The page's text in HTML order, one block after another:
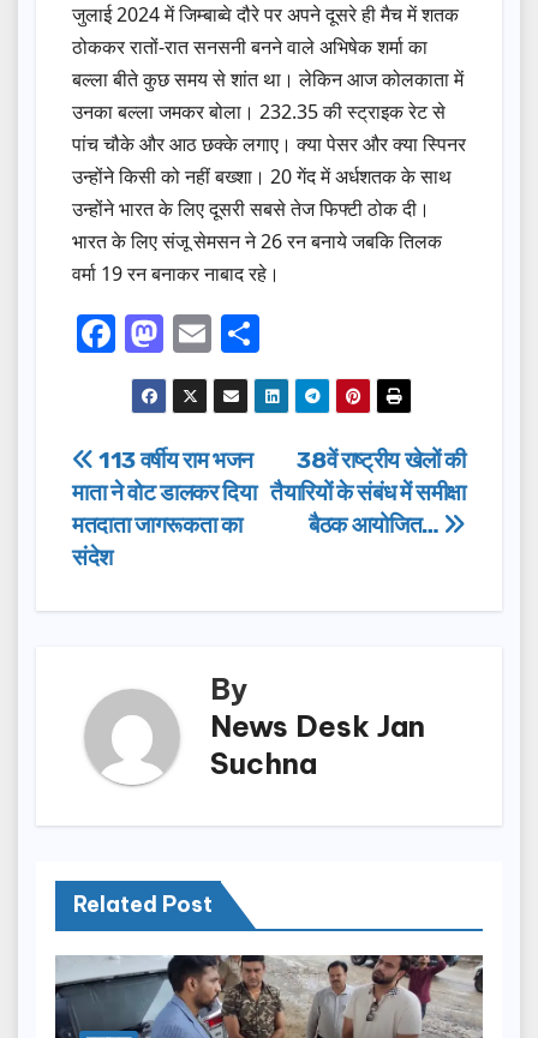
जुलाई 2024 में जिम्बाब्वे दौरे पर अपने दूसरे ही मैच में शतक
ठोककर रातों-रात सनसनी बनने वाले अभिषेक शर्मा का
बल्ला बीते कुछ समय से शांत था। लेकिन आज कोलकाता में
उनका बल्ला जमकर बोला। 232.35 की स्ट्राइक रेट से
पांच चौके और आठ छक्के लगाए। क्या पेसर और क्या स्पिनर
उन्होंने किसी को नहीं बख्शा। 20 गेंद में अर्धशतक के साथ
उन्होंने भारत के लिए दूसरी सबसे तेज फिफ्टी ठोक दी।
भारत के लिए संजू सेमसन ने 26 रन बनाये जबकि तिलक
वर्मा 19 रन बनाकर नाबाद रहे।
F
a
c
e
b
o
k
M
a
st
o
d
o
E
m
ail
h
ar
Post
navigation
38वें राष्ट्रीय खेलों की
तैयारियों के संबंध में समीक्षा
बैठक आयोजित…
113 वर्षीय राम भजन
माता ने वोट डालकर दिया
मतदाता जागरूकता का
संदेश
By
News Desk Jan
Suchna
Related Post